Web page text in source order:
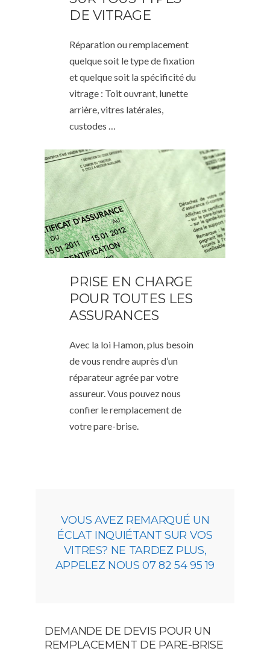
DE VITRAGE
Réparation ou remplacement
quelque soit le type de fixation
et quelque soit la spécificité du
vitrage : Toit ouvrant, lunette
arrière, vitres latérales,
custodes …
PRISE EN CHARGE
POUR TOUTES LES
ASSURANCES
Avec la loi Hamon, plus besoin
de vous rendre auprès d’un
réparateur agrée par votre
assureur. Vous pouvez nous
confier le remplacement de
votre pare-brise.
VOUS AVEZ REMARQUÉ UN
ÉCLAT INQUIÉTANT SUR VOS
VITRES? NE TARDEZ PLUS,
APPELEZ NOUS 07 82 54 95 19
DEMANDE DE DEVIS POUR UN
REMPLACEMENT DE PARE-BRISE